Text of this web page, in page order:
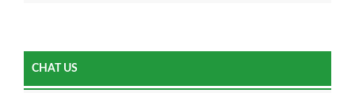
CHAT US